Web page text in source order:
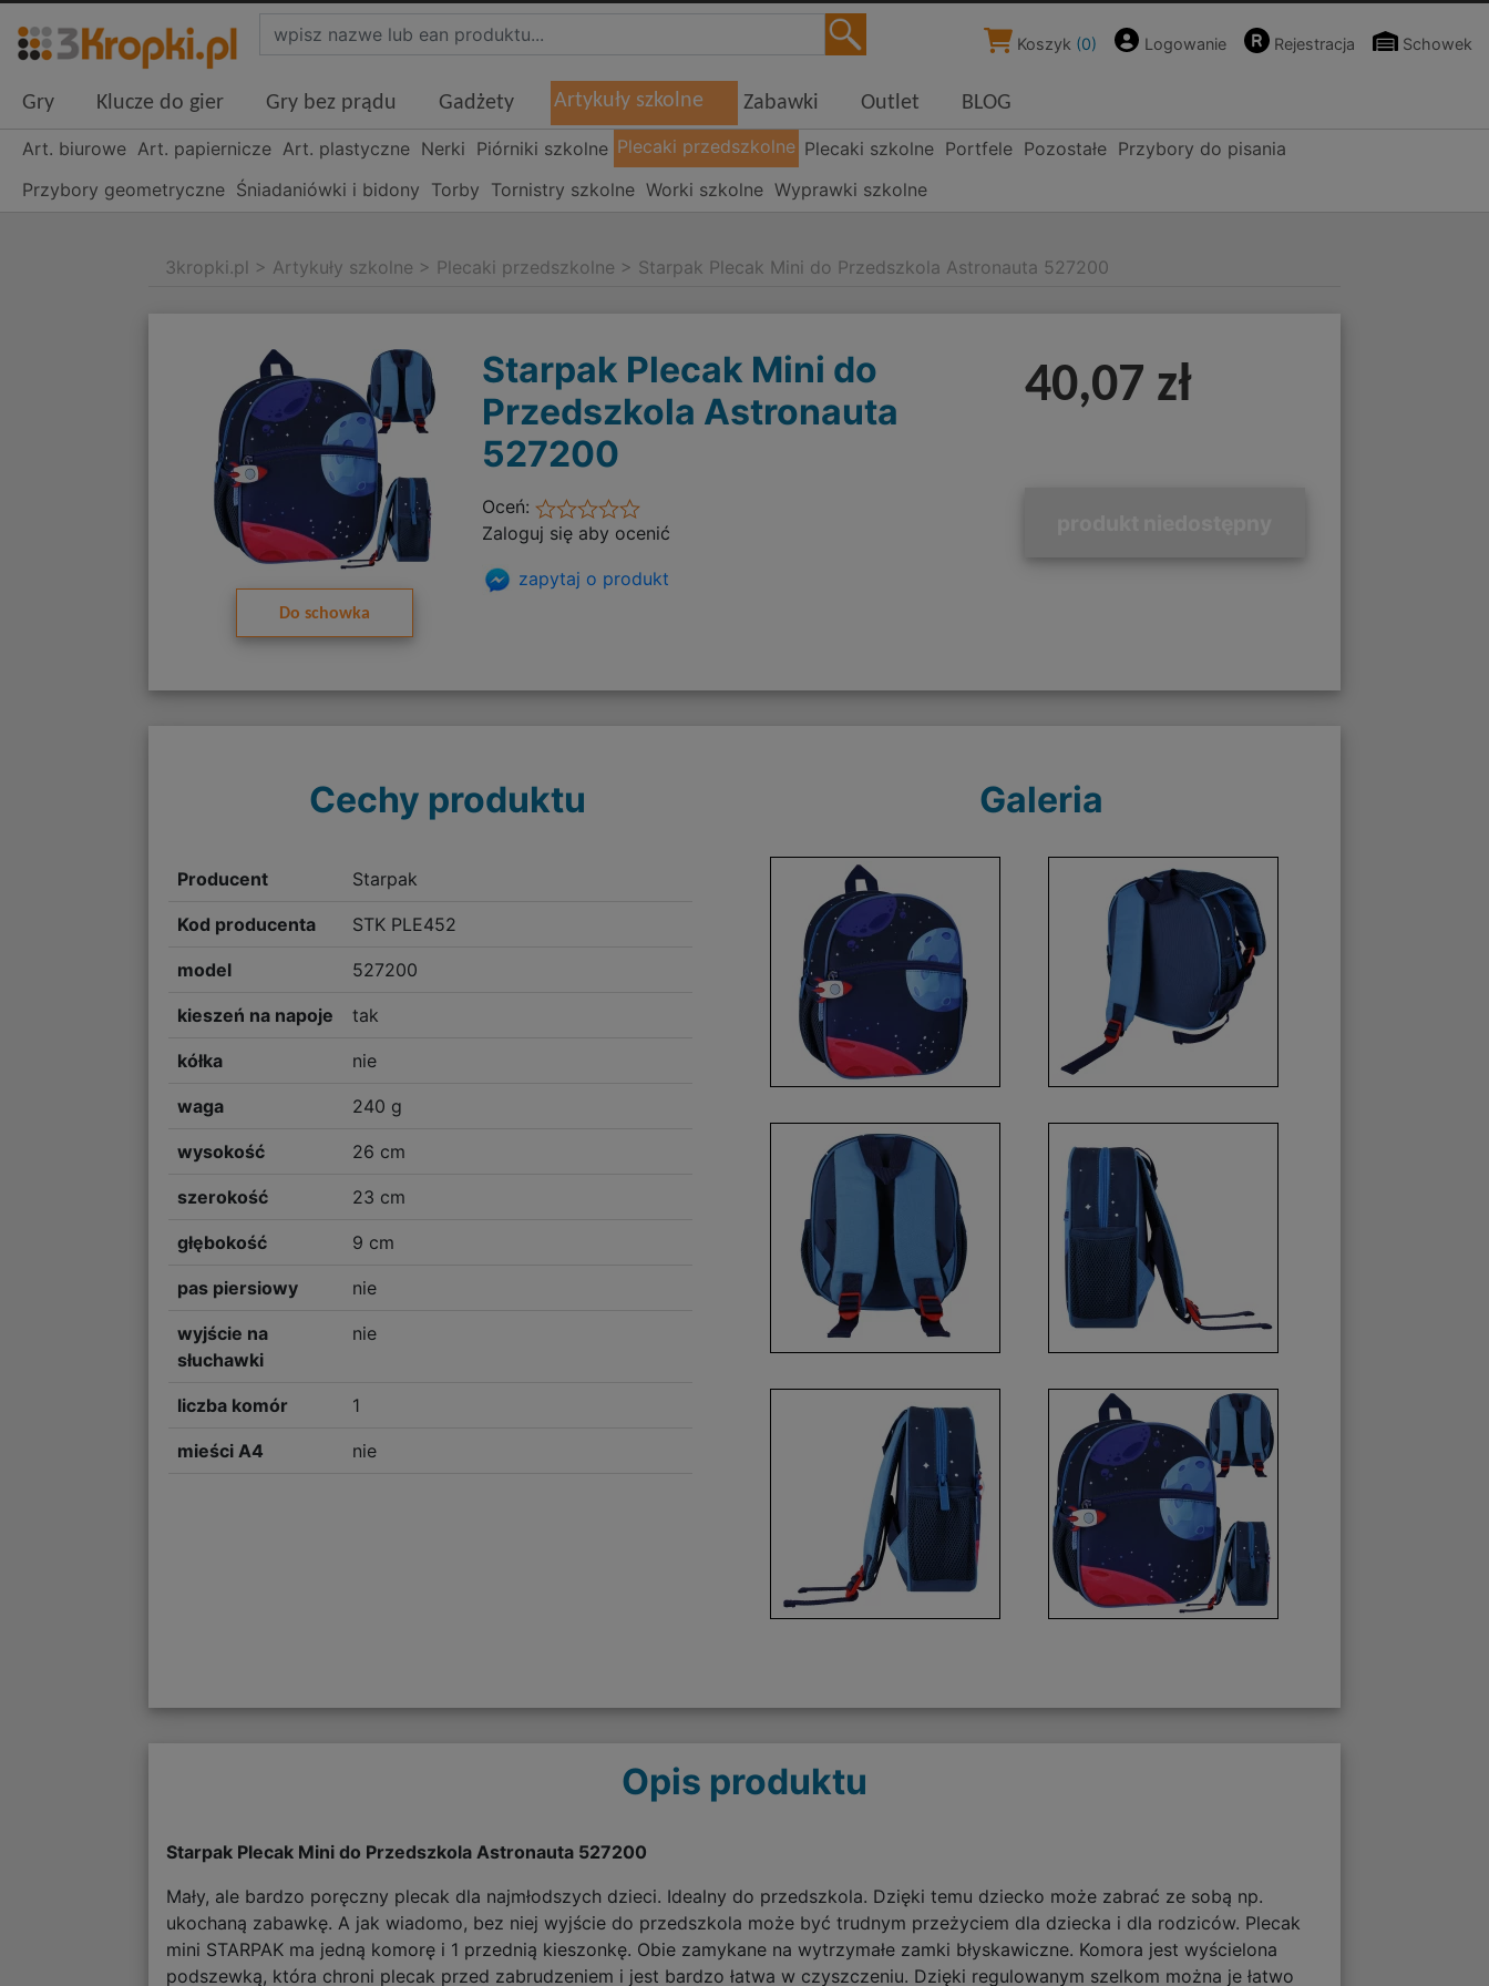
Koszyk (0) Logowanie Rejestracja Schowek
Gry Klucze do gier Gry bez prądu Gadżety Artykuły szkolne Zabawki Outlet BLOG
Art. biurowe Art. papiernicze Art. plastyczne Nerki Piórniki szkolne Plecaki przedszkolne Plecaki szkolne Portfele Pozostałe Przybory do pisania
Przybory geometryczne Śniadaniówki i bidony Torby Tornistry szkolne Worki szkolne Wyprawki szkolne
3kropki.pl > Artykuły szkolne > Plecaki przedszkolne > Starpak Plecak Mini do Przedszkola Astronauta 527200
Do schowka
Starpak Plecak Mini do
Przedszkola Astronauta
527200
Oceń:
Zaloguj się aby ocenić
zapytaj o produkt
40,07 zł
Cechy produktu
Producent Starpak
Kod producenta STK PLE452
model 527200
kieszeń na napoje tak
kółka nie
waga 240 g
wysokość 26 cm
szerokość 23 cm
głębokość 9 cm
pas piersiowy nie
wyjście na
słuchawki
nie
liczba komór 1
mieści A4 nie
Galeria
Opis produktu
Starpak Plecak Mini do Przedszkola Astronauta 527200
Mały, ale bardzo poręczny plecak dla najmłodszych dzieci. Idealny do przedszkola. Dzięki temu dziecko może zabrać ze sobą np.
ukochaną zabawkę. A jak wiadomo, bez niej wyjście do przedszkola może być trudnym przeżyciem dla dziecka i dla rodziców. Plecak
mini STARPAK ma jedną komorę i 1 przednią kieszonkę. Obie zamykane na wytrzymałe zamki błyskawiczne. Komora jest wyścielona
podszewką, która chroni plecak przed zabrudzeniem i jest bardzo łatwa w czyszczeniu. Dzięki regulowanym szelkom można je łatwo